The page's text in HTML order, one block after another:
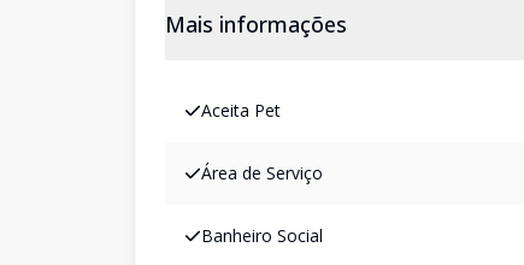
Mais informações
Aceita Pet
Área de Serviço
Banheiro Social